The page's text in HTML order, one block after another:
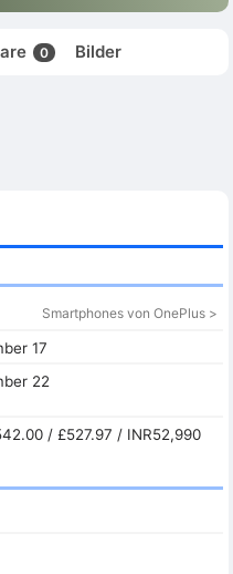
0 Bilder
Smartphones von OnePlus >
17
22
/ £527.97 / INR52,990